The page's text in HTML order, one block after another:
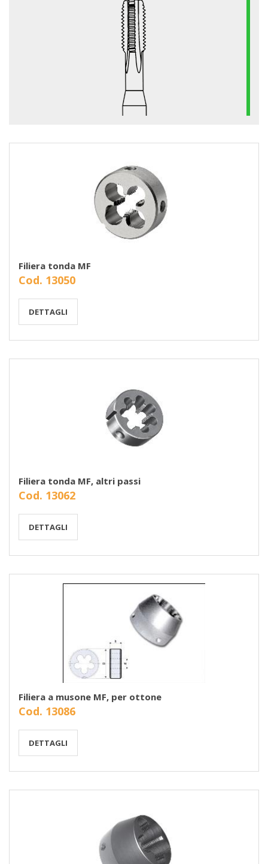
Filiera tonda MF
Cod. 13050
DETTAGLI
Filiera tonda MF, altri passi
Cod. 13062
DETTAGLI
Filiera a musone MF, per ottone
Cod. 13086
DETTAGLI